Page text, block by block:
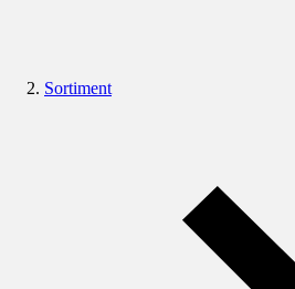
Sortiment